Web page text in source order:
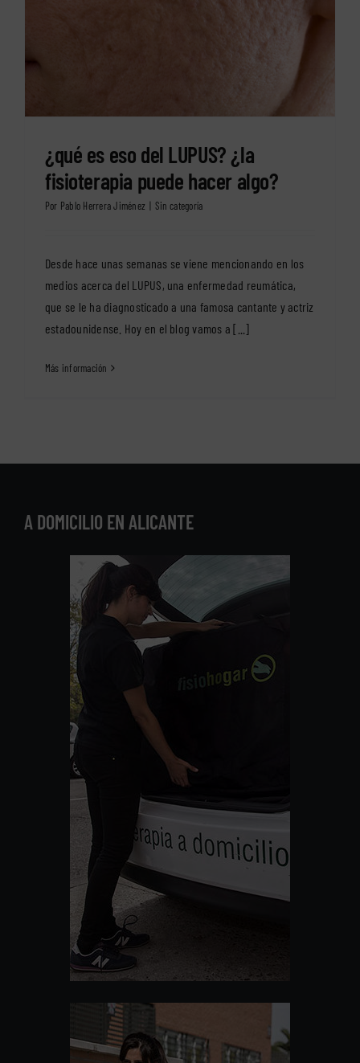
¿qué es eso del LUPUS? ¿la
fisioterapia puede hacer algo?
Por Pablo Herrera Jiménez Sin categoría
Desde hace unas semanas se viene mencionando en los
medios acerca del LUPUS, una enfermedad reumática,
que se le ha diagnosticado a una famosa cantante y actriz
estadounidense. Hoy en el blog vamos a [...]
Más información
A DOMICILIO EN ALICANTE